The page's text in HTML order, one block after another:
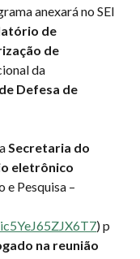
anexará no SEI
de
de
da
Defesa de
Secretaria do
eletrônico
e Pesquisa –
) p
na reunião